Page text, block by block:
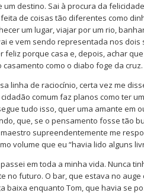
um destino. Sai à procura da
de coisas tão diferentes como
um lugar, viajar por um rio,
e vem sendo representada nos dois
feliz porque casa e, depois, achar
como o diabo foge da cruz.
linha de raciocínio, certa vez me
comum faz planos como ter
tudo isso, quer uma amante em
que, se o pensamento fosse tão
supreendentemente me
volume que eu “havia lido alguns
em toda a minha vida. Nunca
no futuro. O bar, que estava no
baixa enquanto Tom, que havia se